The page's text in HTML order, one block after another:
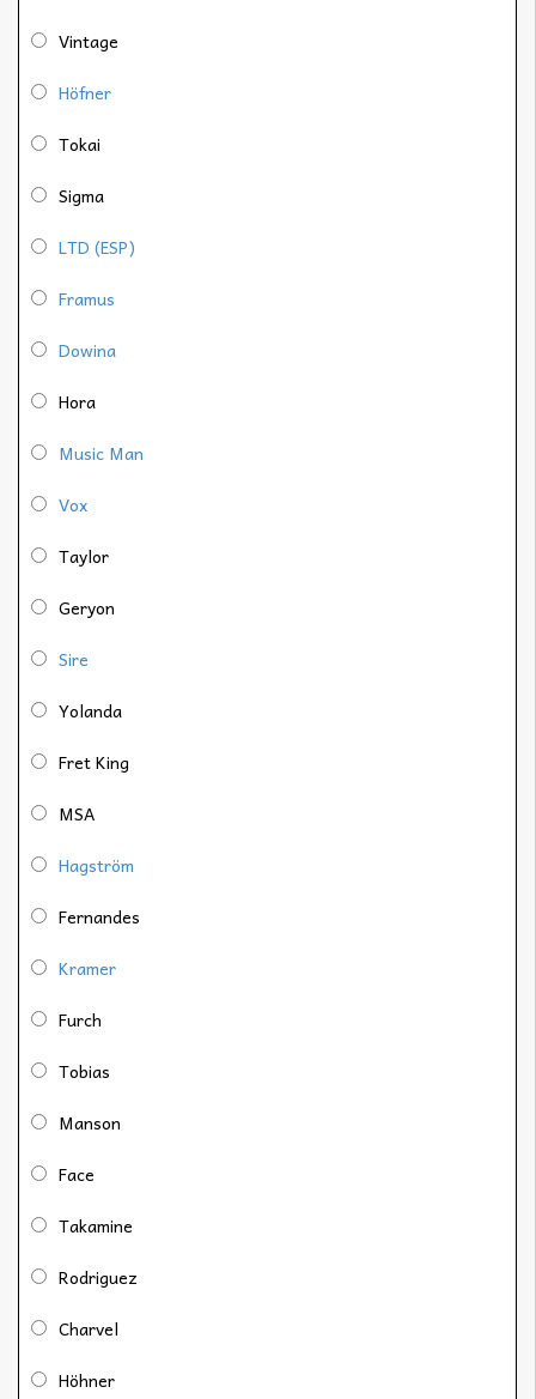
Vintage
Höfner
Tokai
Sigma
LTD (ESP)
Framus
Dowina
Hora
Music Man
Vox
Taylor
Geryon
Sire
Yolanda
Fret King
MSA
Hagström
Fernandes
Kramer
Furch
Tobias
Manson
Face
Takamine
Rodriguez
Charvel
Höhner